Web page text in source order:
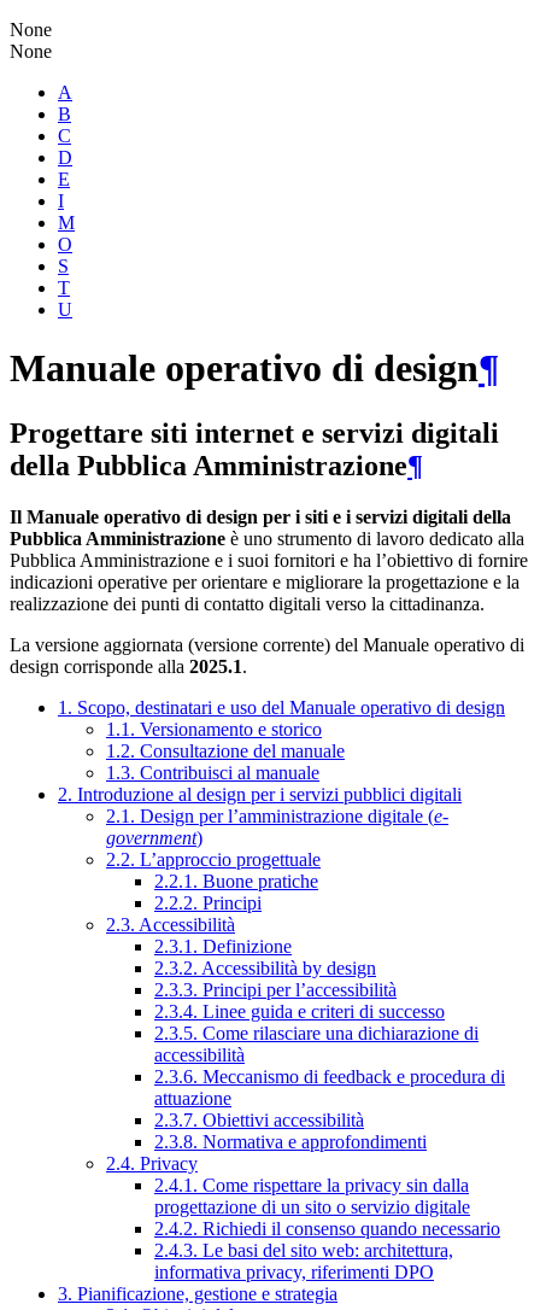
None
None
A
B
C
D
E
I
M
O
S
T
U
Manuale operativo di design¶
Progettare siti internet e servizi digitali
della Pubblica Amministrazione¶
Il Manuale operativo di design per i siti e i servizi digitali della
Pubblica Amministrazione è uno strumento di lavoro dedicato alla
Pubblica Amministrazione e i suoi fornitori e ha l’obiettivo di fornire
indicazioni operative per orientare e migliorare la progettazione e la
realizzazione dei punti di contatto digitali verso la cittadinanza.
La versione aggiornata (versione corrente) del Manuale operativo di
design corrisponde alla 2025.1.
1. Scopo, destinatari e uso del Manuale operativo di design
1.1. Versionamento e storico
1.2. Consultazione del manuale
1.3. Contribuisci al manuale
2. Introduzione al design per i servizi pubblici digitali
2.1. Design per l’amministrazione digitale (e-
government)
2.2. L’approccio progettuale
2.2.1. Buone pratiche
2.2.2. Principi
2.3. Accessibilità
2.3.1. Definizione
2.3.2. Accessibilità by design
2.3.3. Principi per l’accessibilità
2.3.4. Linee guida e criteri di successo
2.3.5. Come rilasciare una dichiarazione di
accessibilità
2.3.6. Meccanismo di feedback e procedura di
attuazione
2.3.7. Obiettivi accessibilità
2.3.8. Normativa e approfondimenti
2.4. Privacy
2.4.1. Come rispettare la privacy sin dalla
progettazione di un sito o servizio digitale
2.4.2. Richiedi il consenso quando necessario
2.4.3. Le basi del sito web: architettura,
informativa privacy, riferimenti DPO
3. Pianificazione, gestione e strategia